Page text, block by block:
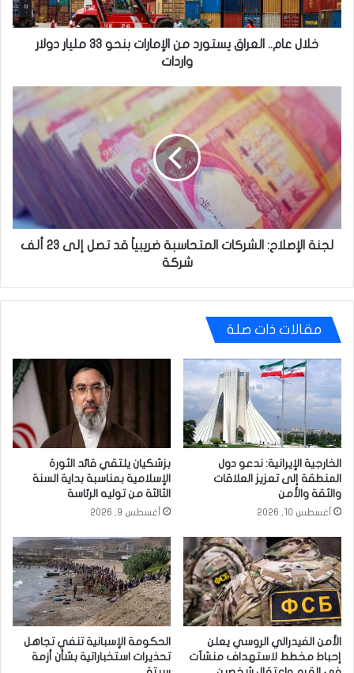
33
مليار
خلال عام.. العراق يستورد من الإمارات بنحو 33 مليار دولار
واردات
الإصلاح:
الشركات
المتحاسبة
ضريبياً
تصل
إلى
23
ألف
لجنة الإصلاح: الشركات المتحاسبة ضريبياً قد تصل إلى 23 ألف
شركة
مقالات ذات صلة
الخارجية الإيرانية: ندعو دول
المنطقة إلى تعزيز العلاقات
والثقة والأمن
أغسطس 10, 2026
بزشكيان يلتقي قائد الثورة
الإسلامية بمناسبة بداية السنة
الثالثة من توليه الرئاسة
أغسطس 9, 2026
الأمن الفيدرالي الروسي يعلن
إحباط مخطط لاستهداف منشآت
الحكومة الإسبانية تنفي تجاهل
تحذيرات استخباراتية بشأن أزمة